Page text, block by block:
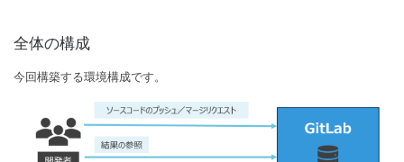
全体の構成
今回構築する環境構成です。